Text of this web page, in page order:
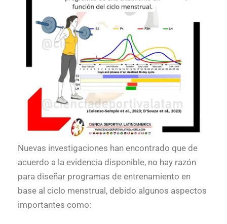
Nuevas investigaciones han encontrado que de
acuerdo a la evidencia disponible, no hay razón
para diseñar programas de entrenamiento en
base al ciclo menstrual, debido algunos aspectos
importantes como: